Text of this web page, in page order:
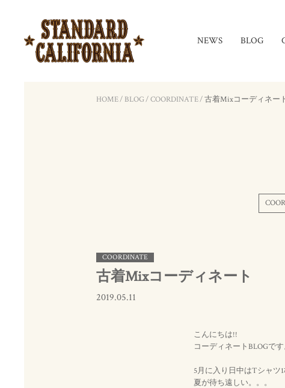
NEWS BLOG
HOME/ BLOG/COORDINATE/古着Mixコーディネー
COORDINATE
古着Mixコーディネート
2019.05.11
こんにちは!!
コーディネートBLOGです
5月に入り日中はTシャツ
夏が待ち遠しい。。。